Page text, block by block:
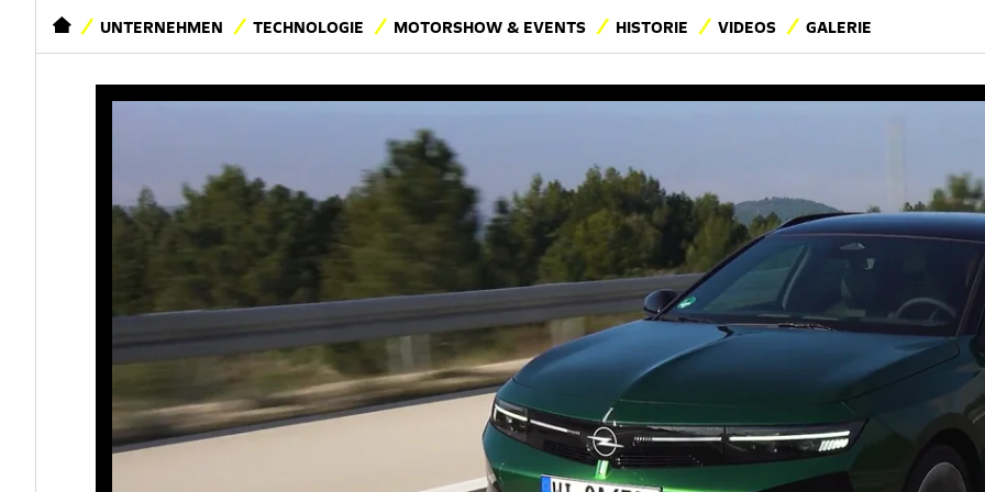
STARTSEITEUNTERNEHMEN TECHNOLOGIE MOTORSHOW & EVENTS HISTORIE VIDEOS GALERIE